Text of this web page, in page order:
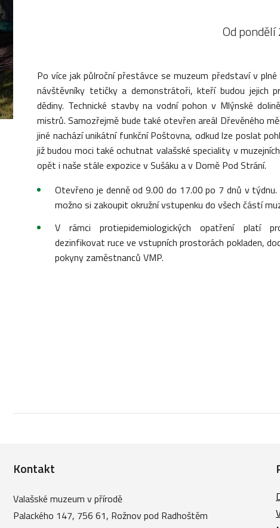
Od
Po více jak půlroční přestávce se muzeum představí v
návštěvníky tetičky a demonstrátoři, kteří budou jejich
dědiny. Technické stavby na vodní pohon v Mlýnské
mistrů. Samozřejmě bude také otevřen areál Dřevěného
jiné nachází unikátní funkční Poštovna, odkud lze poslat
již budou moci také ochutnat valašské speciality v
opět i naše stále expozice v Sušáku a v Domě Pod Strání.
Otevřeno je denně od 9.00 do 17.00 po 7 dnů v
možno si zakoupit okružní vstupenku do všech částí
V rámci protiepidemiologických opatření platí
dezinfikovat ruce ve vstupních prostorách pokladen,
pokyny zaměstnanců VMP.
Kontakt
Valašské muzeum v přírodě
Palackého 147, 756 61, Rožnov pod Radhoštěm